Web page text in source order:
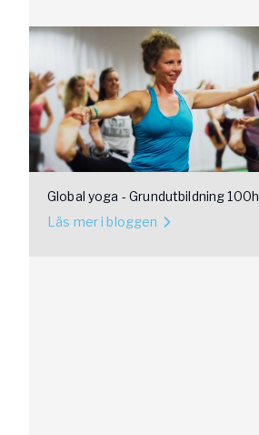
Global yoga - Grundutbildning 100h
Läs mer i bloggen